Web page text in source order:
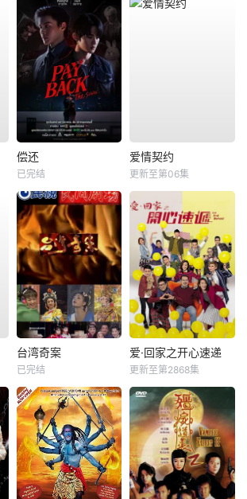
偿还
已完结
爱情契约
更新至第06集
台湾奇案
已完结
爱·回家之开心速递
更新至第2868集